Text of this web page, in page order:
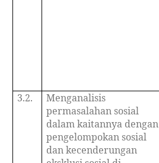
3.2.
Menganalisis
permasalahan sosial
dalam kaitannya dengan
pengelompokan sosial
dan kecenderungan